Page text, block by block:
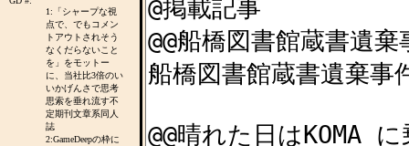
1:「シャープな視
点で、でもコメン
トアウトされそう
なくだらないこと
を」をモットー
に、当社比3倍のい
いかげんさで思考
思索を垂れ流す不
定期刊文章系同人
誌
2:GameDeepの枠に